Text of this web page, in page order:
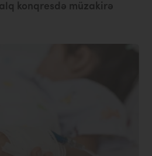
konqresdə müzakirə